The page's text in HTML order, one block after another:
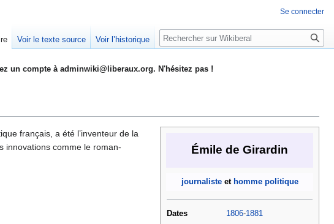
un compte à adminwiki@liberaux.org. N'hésitez pas !
Émile de Girardin
journalisteet homme politique
Dates 1806-1881
français, a été l’inventeur de la
innovations comme le roman-
Se connecter
Voir le texte source Voir l’historique Rechercher